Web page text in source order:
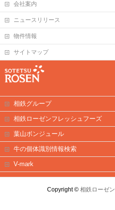
会社案内
ニュースリリース
物件情報
サイトマップ
相鉄グループ
相鉄ローゼンフレッシュフーズ
葉山ボンジュール
牛の個体識別情報検索
V-mark
Copyright © 相鉄ローゼン